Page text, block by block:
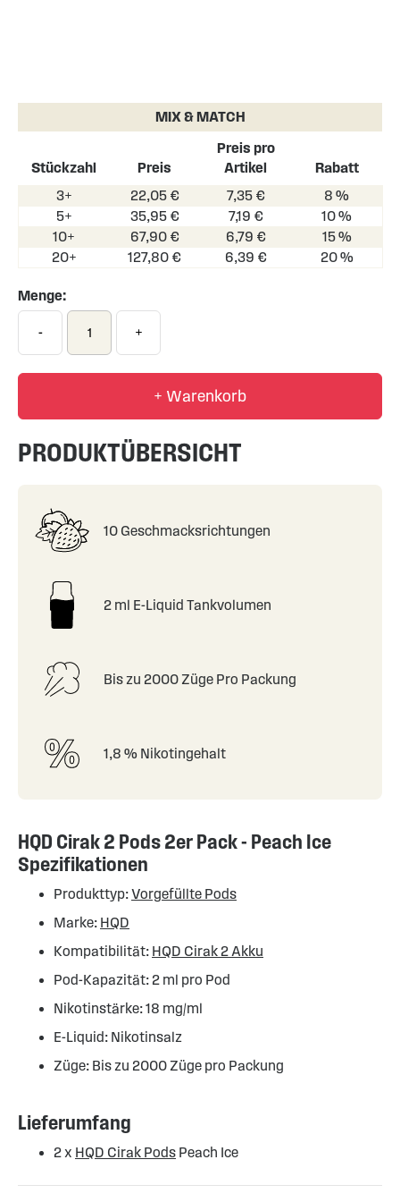
the
the
gallery
MIX & MATCH
Stückzahl Preis
Preis pro
Artikel
Rabatt
3+
22,05 € 7,35 €
8 %
5+
35,95 € 7,19 €
10 %
10+
67,90 € 6,79 €
15 %
20+
127,80 € 6,39 € 20 %
Menge:
- +
+ Warenkorb
PRODUKTÜBERSICHT
10 Geschmacksrichtungen
2 ml E-Liquid Tankvolumen
Bis zu 2000 Züge Pro Packung
1,8 % Nikotingehalt
HQD Cirak 2 Pods 2er Pack - Peach Ice
Spezifikationen
Produkttyp:Vorgefüllte Pods
Marke: HQD
Kompatibilität: HQD Cirak 2 Akku
Pod-Kapazität: 2 ml pro Pod
Nikotinstärke: 18 mg/ml
E-Liquid: Nikotinsalz
Züge: Bis zu 2000 Züge pro Packung
Lieferumfang
2 x HQD Cirak Pods Peach Ice